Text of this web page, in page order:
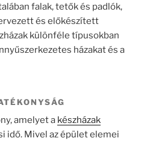
falak, tetők és padlók,
és előkészített
különféle típusokban
házakat és a
amelyet a készházak
idő. Mivel az épület elemei